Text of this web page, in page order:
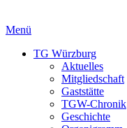
Menü
TG Würzburg
Aktuelles
Mitgliedschaft
Gaststätte
TGW-Chronik
Geschichte